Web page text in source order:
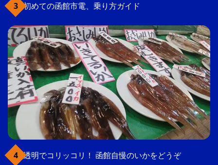
初めての函館市電、乗り方ガイド
透明でコリッコリ！ 函館自慢のいかをどうぞ